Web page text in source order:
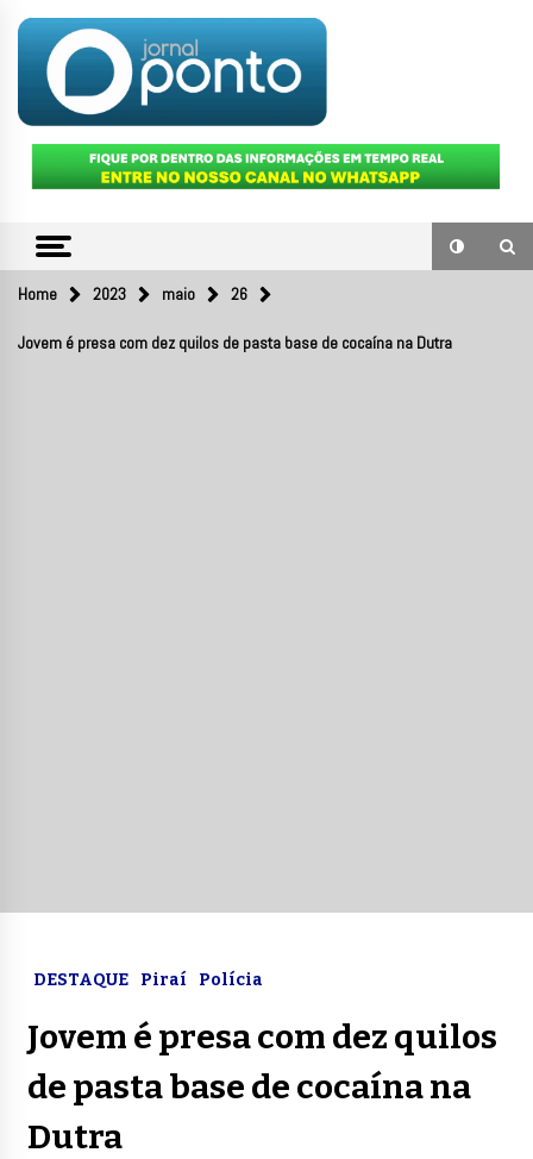
content
JORNAL
PONTO
Home 2023 maio 26
Jovem é presa com dez quilos de pasta base de cocaína na Dutra
DESTAQUE Piraí Polícia
Jovem é presa com dez quilos
de pasta base de cocaína na
Dutra